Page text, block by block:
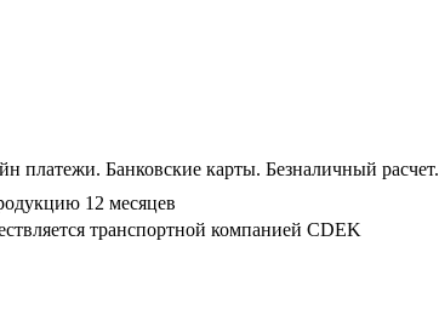
платежи. Банковские карты. Безналичный расчет.
12 месяцев
транспортной компанией CDEK